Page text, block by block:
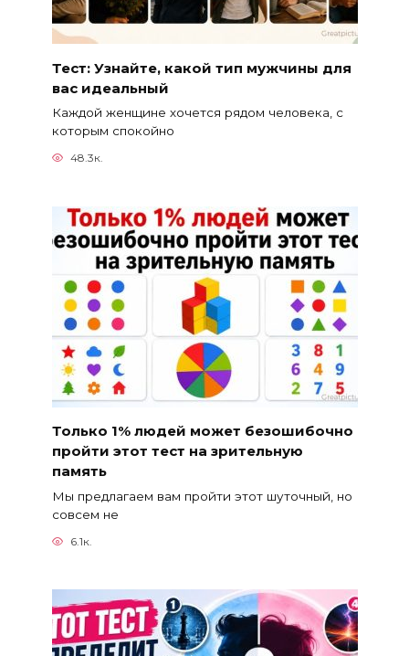
Тест: Узнайте, какой тип мужчины для
вас идеальный
Каждой женщине хочется рядом человека, с
которым спокойно
48.3к.
Только 1% людей может безошибочно
пройти этот тест на зрительную
память
Мы предлагаем вам пройти этот шуточный, но
совсем не
6.1к.